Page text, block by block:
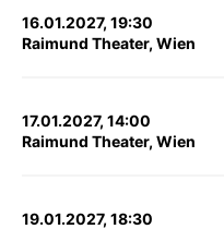
16.01.2027, 19:30
Raimund Theater, Wien
17.01.2027, 14:00
Raimund Theater, Wien
19.01.2027, 18:30